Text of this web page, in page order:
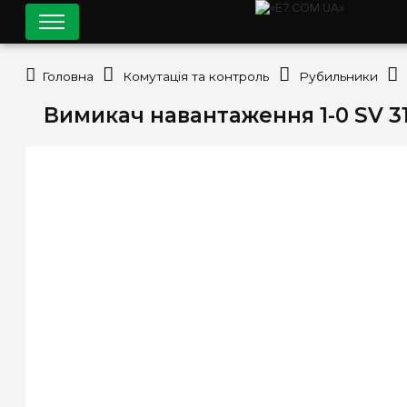
Вимикач навантаження 1-0 SV
Головна Комутація та контроль Рубильники